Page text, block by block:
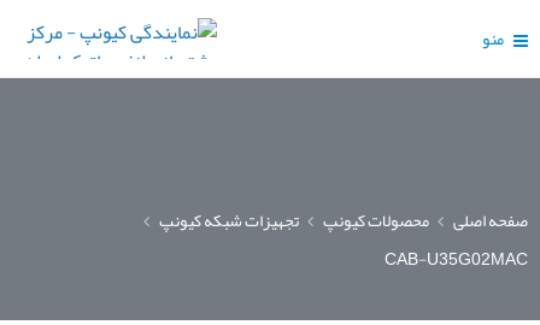
منو
صفحه اصلی محصولات کیونپ
تجهیزات شبکه کیونپ
CAB-U35G02MAC